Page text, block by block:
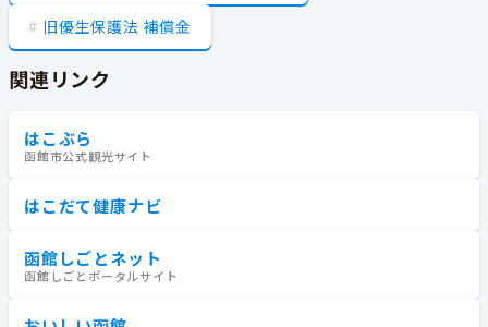
旧優生保護法 補償金
関連リンク
はこぶら
函館市公式観光サイト
はこだて健康ナビ
函館しごとネット
函館しごとポータルサイト